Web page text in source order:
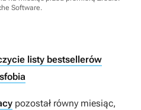
Software.
listy bestsellerów
pozostał równy miesiąc,